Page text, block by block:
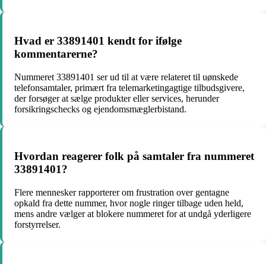
Hvad er 33891401 kendt for ifølge
kommentarerne?
Nummeret 33891401 ser ud til at være relateret til uønskede
telefonsamtaler, primært fra telemarketingagtige tilbudsgivere,
der forsøger at sælge produkter eller services, herunder
forsikringschecks og ejendomsmæglerbistand.
Hvordan reagerer folk på samtaler fra nummeret
33891401?
Flere mennesker rapporterer om frustration over gentagne
opkald fra dette nummer, hvor nogle ringer tilbage uden held,
mens andre vælger at blokere nummeret for at undgå yderligere
forstyrrelser.